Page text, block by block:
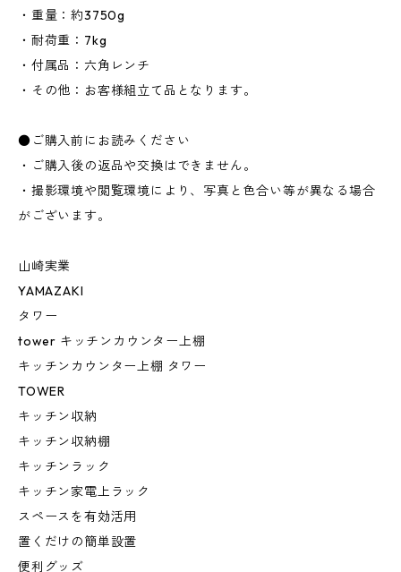
・重量：約3750g
・耐荷重：7kg
・付属品：六角レンチ
・その他：お客様組立て品となります。
●ご購入前にお読みください
・ご購入後の返品や交換はできません。
・撮影環境や閲覧環境により、写真と色合い等が異なる場合
がございます。
山崎実業
YAMAZAKI
タワー
tower キッチンカウンター上棚
キッチンカウンター上棚 タワー
TOWER
キッチン収納
キッチン収納棚
キッチンラック
キッチン家電上ラック
スペースを有効活用
置くだけの簡単設置
便利グッズ